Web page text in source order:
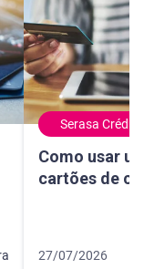
score baixo
Serasa Crédito
Como usar
cartões de
Como usar um
Data de
27/07/2026
10 minutos de